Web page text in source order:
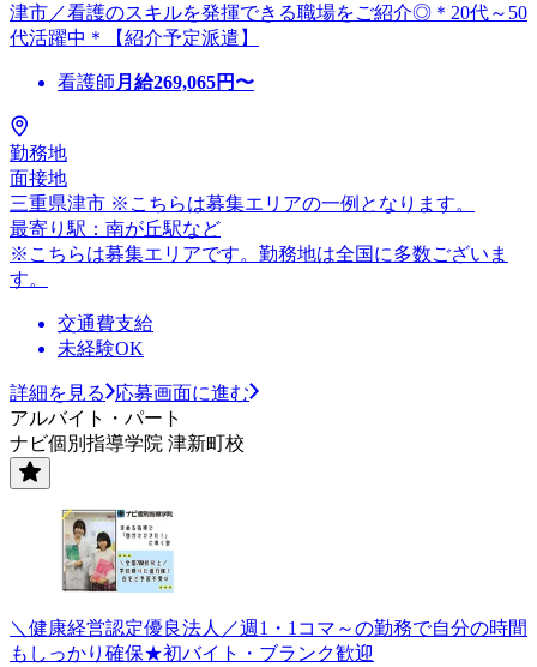
津市／看護のスキルを発揮できる職場をご紹介◎＊20代～50
代活躍中＊【紹介予定派遣】
看護師 月給269,065円〜
勤務地
面接地
三重県津市 ※こちらは募集エリアの一例となります。
最寄り駅：南が丘駅など
※こちらは募集エリアです。勤務地は全国に多数ございま
す。
交通費支給
未経験OK
詳細を見る
応募画面に進む
アルバイト・パート
ナビ個別指導学院 津新町校
＼健康経営認定優良法人／週1・1コマ～の勤務で自分の時間
もしっかり確保★初バイト・ブランク歓迎